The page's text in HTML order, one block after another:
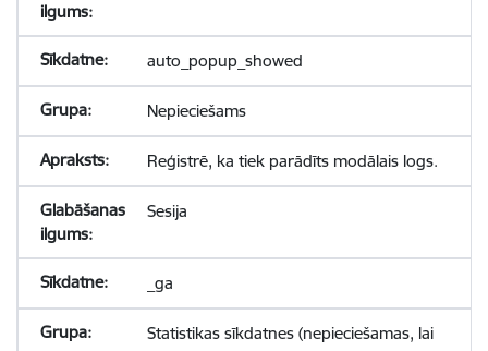
auto_popup_showed
Nepieciešams
Reģistrē, ka tiek parādīts modālais logs.
Sesija
_ga
Statistikas sīkdatnes (nepieciešamas, lai